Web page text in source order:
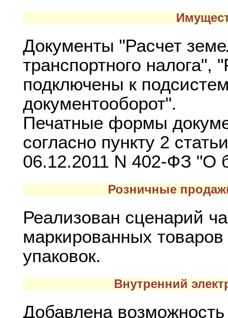
Документы "Расчет
транспортного налога",
подключены к
документооборот".
Печатные формы
согласно пункту 2
06.12.2011 N 402-ФЗ "О
Розничные
Реализован сценарий
маркированных
упаковок.
Внутренний
Добавлена